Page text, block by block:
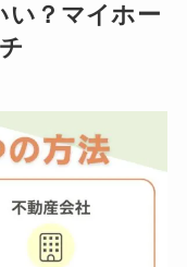
い？マイホー